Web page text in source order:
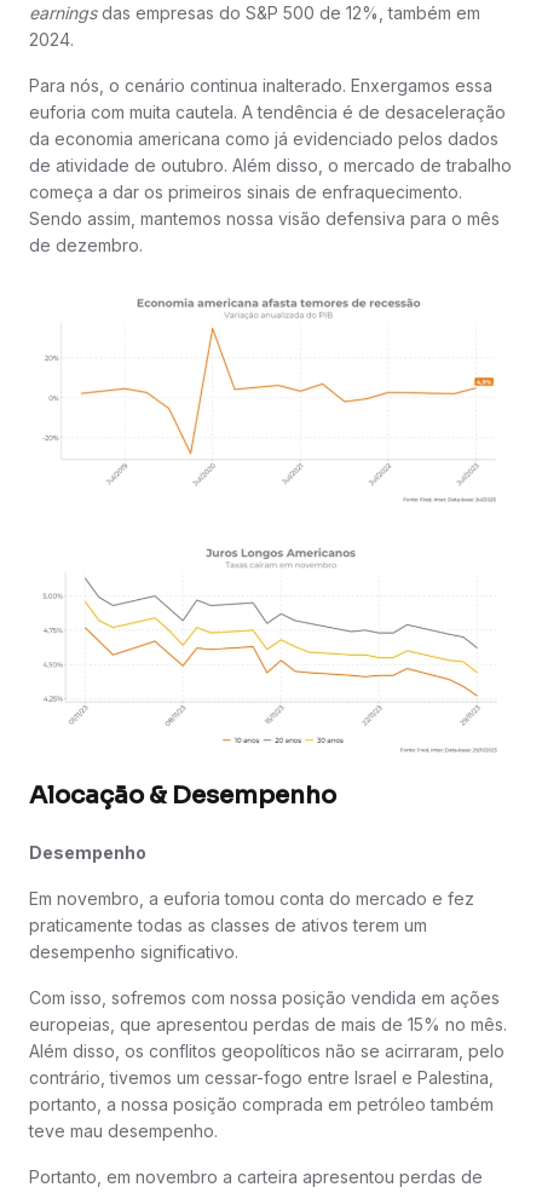
earningsdas empresas do S&P 500 de 12%, também em
2024.
Para nós, o cenário continua inalterado. Enxergamos essa
euforia com muita cautela. A tendência é de desaceleração
da economia americana como já evidenciado pelos dados
de atividade de outubro. Além disso, o mercado de trabalho
começa a dar os primeiros sinais de enfraquecimento.
Sendo assim, mantemos nossa visão defensiva para o mês
de dezembro.
Alocação & Desempenho
Desempenho
Em novembro, a euforia tomou conta do mercado e fez
praticamente todas as classes de ativos terem um
desempenho significativo.
Com isso, sofremos com nossa posição vendida em ações
europeias, que apresentou perdas de mais de 15% no mês.
Além disso, os conflitos geopolíticos não se acirraram, pelo
contrário, tivemos um cessar-fogo entre Israel e Palestina,
portanto, a nossa posição comprada em petróleo também
teve mau desempenho.
Portanto, em novembro a carteira apresentou perdas de